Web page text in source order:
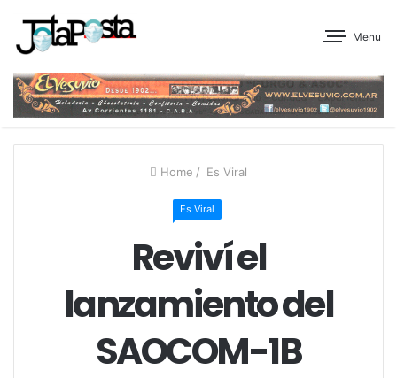
Menu
Home / Es Viral
Es Viral
Reviví el
lanzamiento del
SAOCOM-1B